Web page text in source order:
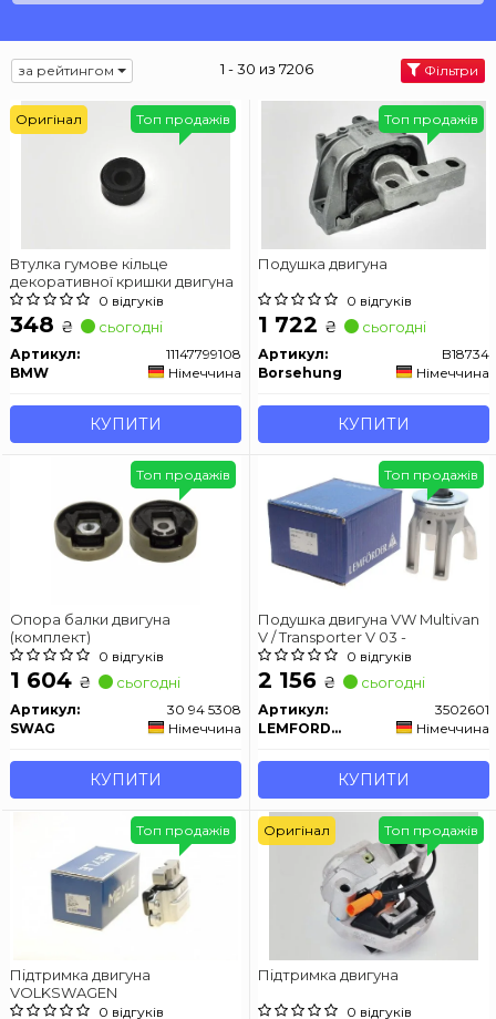
за рейтингом 1 - 30 из 7206 Фільтри
Втулка гумове кільце
декоративної кришки двигуна
0 відгуків
348 ₴ сьогодні
Артикул:
11147799108
BMW
Німеччина
КУПИТИ
Топ продажів
Оригінал
Подушка двигуна
0 відгуків
1 722 ₴ сьогодні
Артикул:
B18734
Borsehung
Німеччина
КУПИТИ
Топ продажів
Опора балки двигуна
(комплект)
0 відгуків
1 604 ₴ сьогодні
Артикул:
30 94 5308
SWAG
Німеччина
КУПИТИ
Топ продажів
Подушка двигуна VW Multivan
V / Transporter V 03 -
0 відгуків
2 156 ₴ сьогодні
Артикул:
3502601
LEMFORDER
Німеччина
КУПИТИ
Топ продажів
Підтримка двигуна
VOLKSWAGEN
0 відгуків
Топ продажів
Підтримка двигуна
0 відгуків
Топ продажів
Оригінал